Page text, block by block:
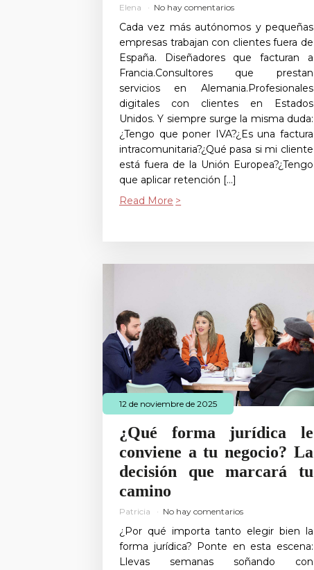
Elena No hay comentarios
Cada vez más autónomos y pequeñas
empresas trabajan con clientes fuera de
España. Diseñadores que facturan a
Francia.Consultores que prestan
servicios en Alemania.Profesionales
digitales con clientes en Estados
Unidos. Y siempre surge la misma duda:
¿Tengo que poner IVA?¿Es una factura
intracomunitaria?¿Qué pasa si mi cliente
está fuera de la Unión Europea?¿Tengo
que aplicar retención […]
Read More
12 de noviembre de 2025
¿Qué forma jurídica le
conviene a tu negocio? La
decisión que marcará tu
camino
Patricia No hay comentarios
¿Por qué importa tanto elegir bien la
forma jurídica? Ponte en esta escena:
Llevas semanas soñando con